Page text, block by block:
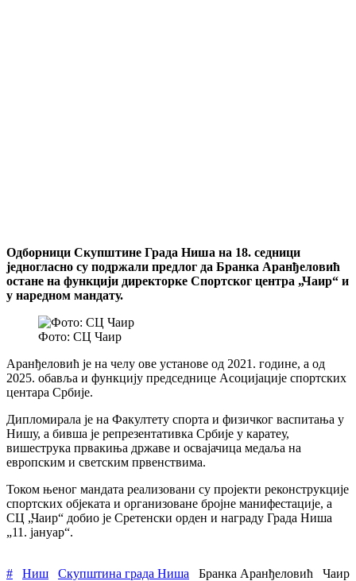
Одборници Скупштине Града Ниша на 18. седници
једногласно су подржали предлог да Бранка Аранђеловић
остане на функцији директорке Спортског центра „Чаир“ и
у наредном мандату.
Фото: СЦ Чаир
Аранђеловић је на челу ове установе од 2021. године, а од
2025. обавља и функцију председнице Асоцијације спортских
центара Србије.
Дипломирала је на Факултету спорта и физичког васпитања у
Нишу, а бивша је репрезентативка Србије у каратеу,
вишеструка првакиња државе и освајачица медаља на
европским и светским првенствима.
Током њеног мандата реализовани су пројекти реконструкције
спортских објеката и организоване бројне манифестације, а
СЦ „Чаир“ добио је Сретенски орден и награду Града Ниша
„11. јануар“.
# Ниш Скупштина града Ниша Бранка Аранђеловић
Чаир